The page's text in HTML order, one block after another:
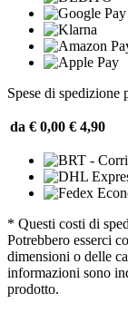
Spese di spedizione
da € 0,00 € 4,90
* Questi costi di
Potrebbero esserci
dimensioni o delle
informazioni sono
prodotto.